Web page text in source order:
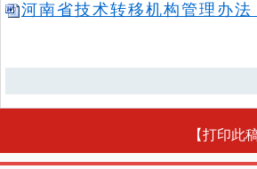
河南省技术转移机构管理办
【打印此